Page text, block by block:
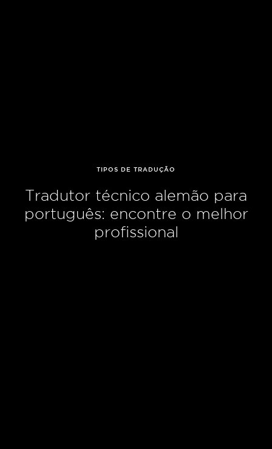
TIPOS DE TRADUÇÃO
Tradutor técnico alemão para
português: encontre o melhor
profissional